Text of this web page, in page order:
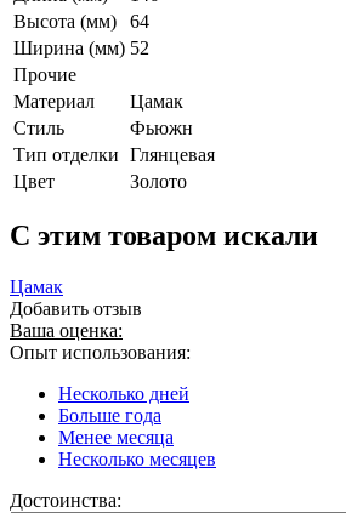
Высота (мм)
64
Ширина (мм) 52
Прочие
Материал
Цамак
Стиль
Фьюжн
Тип отделки Глянцевая
Цвет
Золото
C этим товаром искали
Цамак
Добавить отзыв
Ваша оценка:
Опыт использования:
Несколько дней
Больше года
Менее месяца
Несколько месяцев
Достоинства: